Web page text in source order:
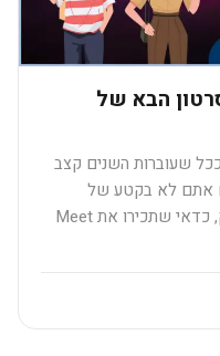
הבא של
שעוברות השנים קצב
אתם לא בקטע של
טרנדים אך רואים את עצמכם כעסק, כדאי שתכירו את Meet